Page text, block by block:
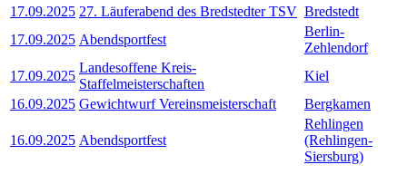
17.09.2025 27. Läuferabend des Bredstedter TSV Bredstedt
17.09.2025 Abendsportfest
Berlin-
Zehlendorf
17.09.2025
Landesoffene Kreis-
Staffelmeisterschaften
Kiel
16.09.2025 Gewichtwurf Vereinsmeisterschaft Bergkamen
16.09.2025 Abendsportfest
Rehlingen
(Rehlingen-
Siersburg)